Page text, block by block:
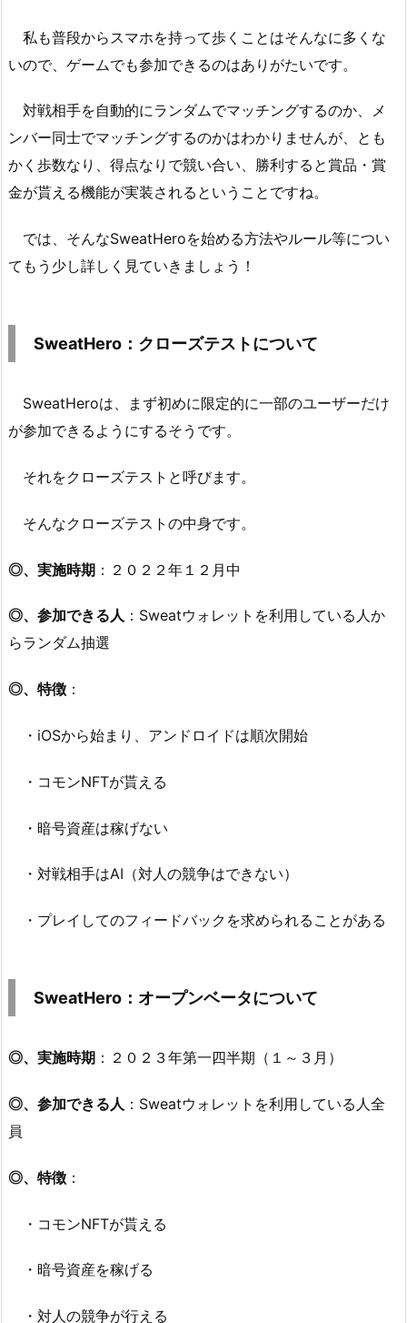
私も普段からスマホを持って歩くことはそんなに多くな
いので、ゲームでも参加できるのはありがたいです。
対戦相手を自動的にランダムでマッチングするのか、メ
ンバー同士でマッチングするのかはわかりませんが、とも
かく歩数なり、得点なりで競い合い、勝利すると賞品・賞
金が貰える機能が実装されるということですね。
では、そんなSweatHeroを始める方法やルール等につい
てもう少し詳しく見ていきましょう！
SweatHero：クローズテストについて
SweatHeroは、まず初めに限定的に一部のユーザーだけ
が参加できるようにするそうです。
それをクローズテストと呼びます。
そんなクローズテストの中身です。
◎、実施時期 ：２０２２年１２月中
◎、参加できる人 ：Sweatウォレットを利用している人か
らランダム抽選
◎、特徴 ：
・iOSから始まり、アンドロイドは順次開始
・コモンNFTが貰える
・暗号資産は稼げない
・対戦相手はAI（対人の競争はできない）
・プレイしてのフィードバックを求められることがある
SweatHero：オープンベータについて
◎、実施時期 ：２０２３年第一四半期（１～３月）
◎、参加できる人 ：Sweatウォレットを利用している人全
員
◎、特徴 ：
・コモンNFTが貰える
・暗号資産を稼げる
・対人の競争が行える